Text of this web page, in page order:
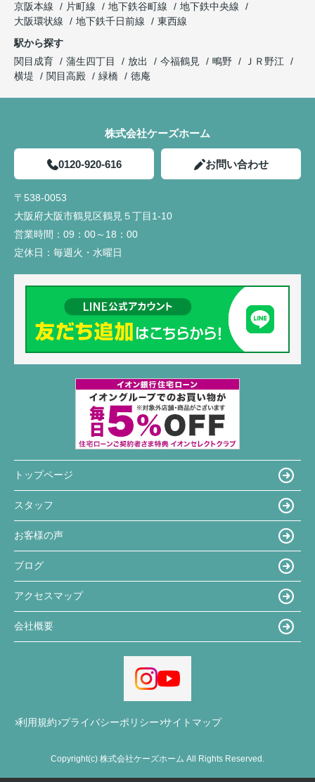
京阪本線
片町線 地下鉄谷町線
地下鉄中央線
大阪環状線
地下鉄千日前線
東西線
駅から探す
関目成育
蒲生四丁目 放出 今福鶴見 鴫野
ＪＲ野江
横堤
関目高殿 緑橋 徳庵
株式会社ケーズホーム
0120-920-616 お問い合わせ
〒538-0053
大阪府大阪市鶴見区鶴見５丁目1-10
営業時間： 09：00～18：00
定休日： 毎週火・水曜日
トップページ
スタッフ
お客様の声
ブログ
アクセスマップ
会社概要
利用規約 プライバシーポリシー サイトマップ
Copyright(c) 株式会社ケーズホーム All Rights Reserved.